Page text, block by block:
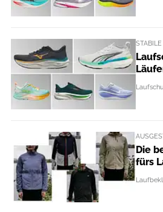
Die
fürs